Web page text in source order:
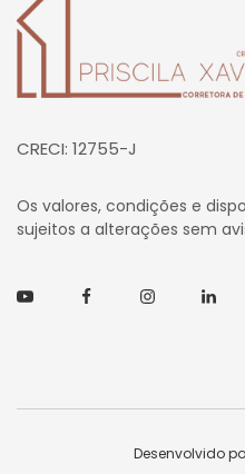
CRECI: 12755-J
Os valores, condições e
sujeitos a alterações sem
YoutubeFacebookInstagram
Desenvolvido